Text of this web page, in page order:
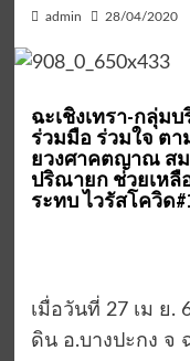
admin 28/04/2020
ฉะเชิงเทรา-กลุ่ม
ร่วมมือ ร่วมใจ ต
ยวงศาคตญาณ ส
ปริณายก ช่วยเหลื
ระทบ ไวรัสโควิด
เมื่อวันที่ 27 เม ย.
ดิน อ.บางปะกง จ